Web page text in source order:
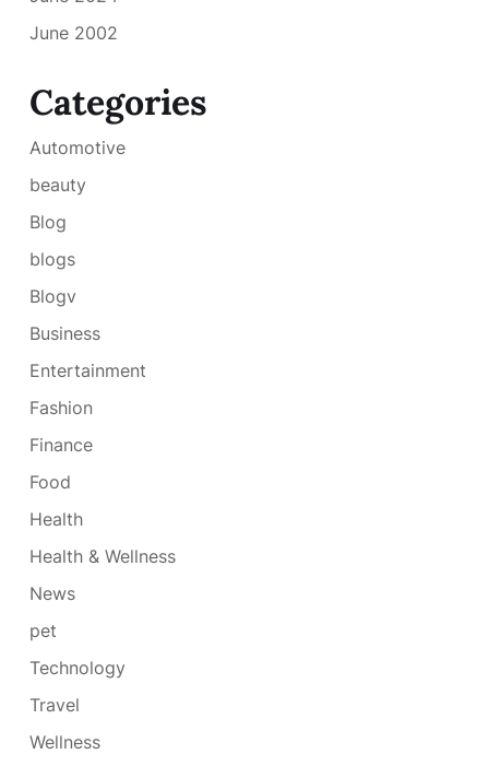
June 2002
Categories
Automotive
beauty
Blog
blogs
Blogv
Business
Entertainment
Fashion
Finance
Food
Health
Health & Wellness
News
pet
Technology
Travel
Wellness